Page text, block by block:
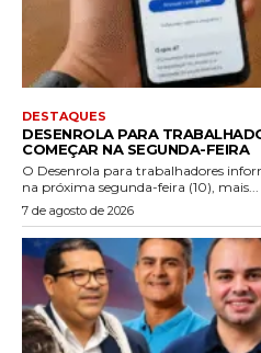
DESTAQUES
DESENROLA PARA
COMEÇAR NA SEGUNDA-FEIRA
O Desenrola para trabalhadores
na próxima segunda-feira (10), mais...
7 de agosto de 2026